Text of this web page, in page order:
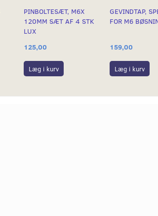
BOR Ø13MM TIL M14X1
BOR TIL
PINBOLTESÆT, M6X
120MM SÆT AF 4 STK
LUX
125,00
Læg i kurv
GEVINDTAP,
FOR M6
159,00
Læg i kurv